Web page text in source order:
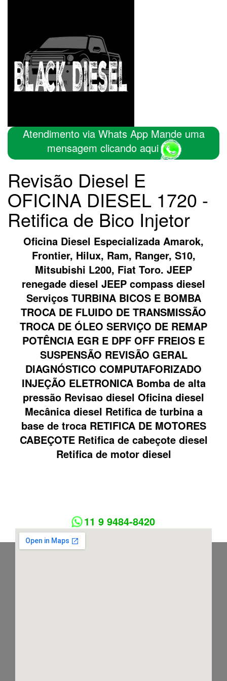
Atendimento via Whats App Mande uma
mensagem clicando aqui
Revisão Diesel E
OFICINA DIESEL 1720 -
Retifica de Bico Injetor
Oficina Diesel Especializada Amarok,
Frontier, Hilux, Ram, Ranger, S10,
Mitsubishi L200, Fiat Toro. JEEP
renegade diesel JEEP compass diesel
Serviços TURBINA BICOS E BOMBA
TROCA DE FLUIDO DE TRANSMISSÃO
TROCA DE ÓLEO SERVIÇO DE REMAP
POTÊNCIA EGR E DPF OFF FREIOS E
SUSPENSÃO REVISÃO GERAL
DIAGNÓSTICO COMPUTAFORIZADO
INJEÇÃO ELETRONICA Bomba de alta
pressão Revisao diesel Oficina diesel
Mecânica diesel Retifica de turbina a
base de troca RETIFICA DE MOTORES
CABEÇOTE Retifica de cabeçote diesel
Retifica de motor diesel
11 9 9484-8420